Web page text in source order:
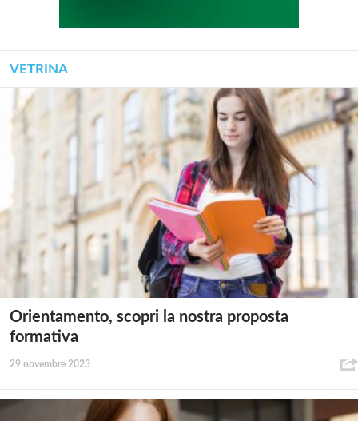
VETRINA
Orientamento, scopri la nostra proposta
formativa
29 novembre 2023